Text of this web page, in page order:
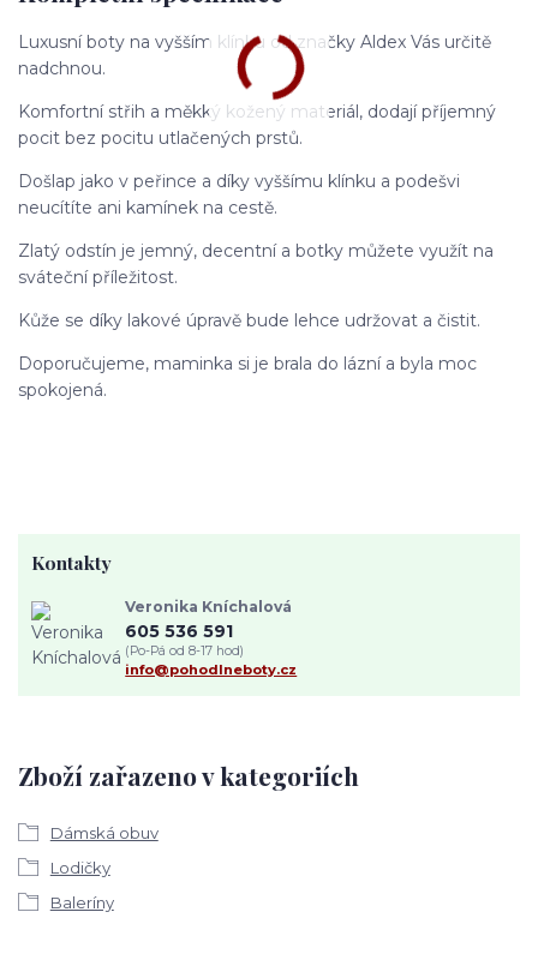
Luxusní boty na vyšším klínku od značky Aldex Vás určitě
nadchnou.
Komfortní střih a měkký kožený materiál, dodají příjemný
pocit bez pocitu utlačených prstů.
Došlap jako v peřince a díky vyššímu klínku a podešvi
neucítíte ani kamínek na cestě.
Zlatý odstín je jemný, decentní a botky můžete využít na
sváteční příležitost.
Kůže se díky lakové úpravě bude lehce udržovat a čistit.
Doporučujeme, maminka si je brala do lázní a byla moc
spokojená.
Zboží zařazeno v kategoriích
Dámská obuv
Lodičky
Baleríny
Kontakty
Veronika Kníchalová
605 536 591
(Po-Pá od 8-17 hod)
info@pohodlneboty.cz